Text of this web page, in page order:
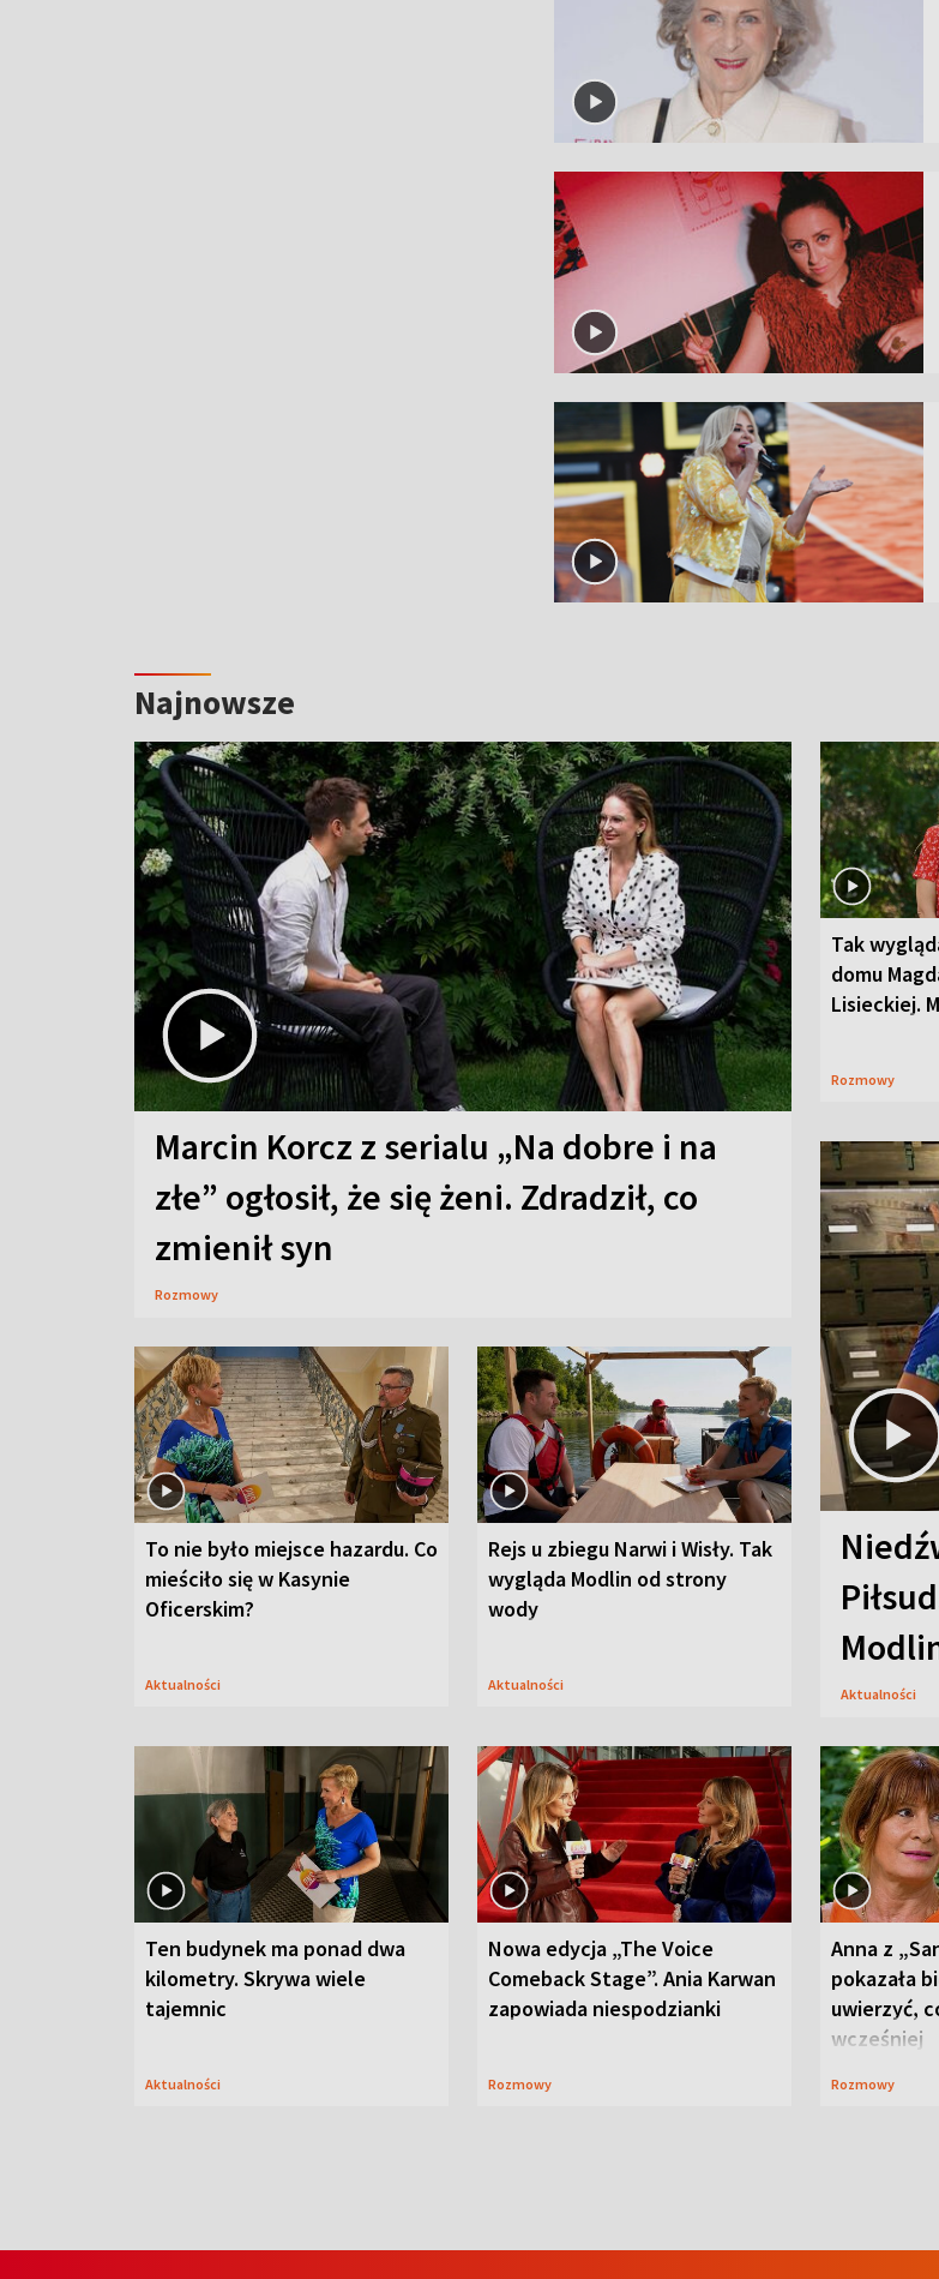
Najnowsze
Marcin Korcz z serialu „Na dobre i na
złe” ogłosił, że się żeni. Zdradził, co
zmienił syn
Rozmowy
Tak
domu
Lisieckiej.
Rozmowy
To nie było miejsce hazardu. Co
mieściło się w Kasynie
Oficerskim?
Aktualności
Rejs u zbiegu Narwi i Wisły. Tak
wygląda Modlin od strony
wody
Aktualności
Aktualności
Ten budynek ma ponad dwa
kilometry. Skrywa wiele
tajemnic
Aktualności
Nowa edycja „The Voice
Comeback Stage”. Ania Karwan
zapowiada niespodzianki
Rozmowy
Anna z
pokazała
uwierzyć,
wcześniej
Rozmowy